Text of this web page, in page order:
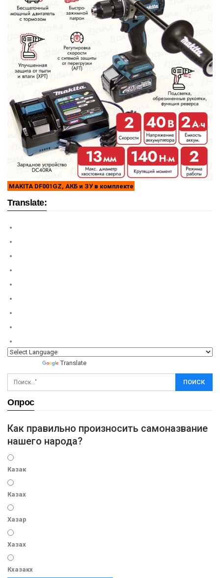
MAKITA DF001GZ, АКБ и ЗУ в комплекте
Translate:
Translate
Опрос
Как правильно произносить самоназвание
нашего народа?
Казак
Казах
Хазар
Хазах
Кхазакх